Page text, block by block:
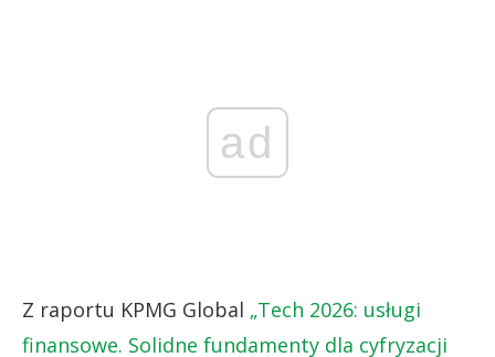
ad
Z raportu KPMG Global „Tech 2026: usługi
finansowe. Solidne fundamenty dla cyfryzacji